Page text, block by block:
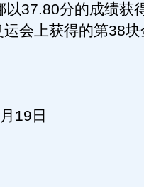
以37.80分的成绩获
会上获得的第38
19日